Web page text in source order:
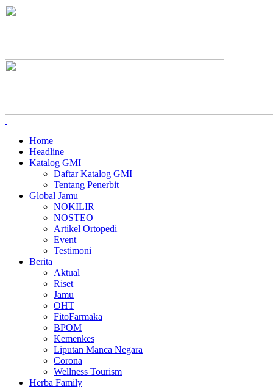
Home
Headline
Katalog GMI
Daftar Katalog GMI
Tentang Penerbit
Global Jamu
NOKILIR
NOSTEO
Artikel Ortopedi
Event
Testimoni
Berita
Aktual
Riset
Jamu
OHT
FitoFarmaka
BPOM
Kemenkes
Liputan Manca Negara
Corona
Wellness Tourism
Herba Family